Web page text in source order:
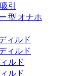
引
型 オナホ
ィルド
ィルド
ルド
ルド